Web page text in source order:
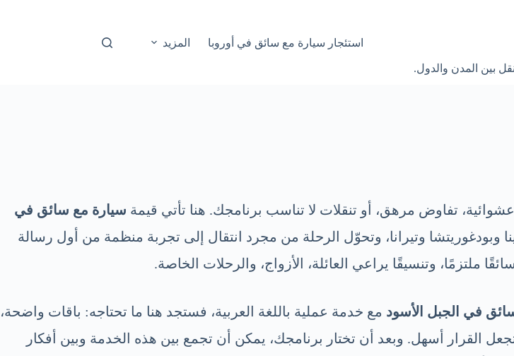
بين المدن والدول.
استئجار سيارة مع سائق في أوروبا المزيد
تفاوض مرهق، أو تنقلات لا تناسب برنامجك. هنا تأتي قيمة سيارة مع سائق في
وتيرانا، وتحوّل الرحلة من مجرد انتقال إلى تجربة منظمة من أول رسالة
وتنسيقًا يراعي العائلة، الأزواج، والرحلات الخاصة.
في الجبل الأسود مع خدمة عملية باللغة العربية، فستجد هنا ما تحتاجه: باقات واضحة،
القرار أسهل. وبعد أن تختار برنامجك، يمكن أن تجمع بين هذه الخدمة وبين أفكار